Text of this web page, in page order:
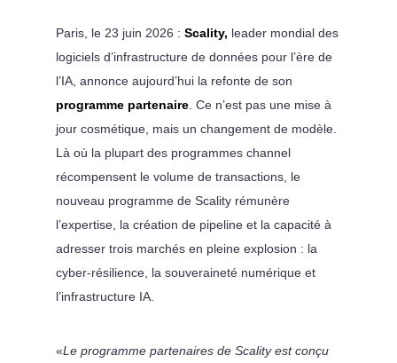
Paris, le 23 juin 2026 : Scality, leader mondial des
logiciels d’infrastructure de données pour l’ère de
l’IA, annonce aujourd’hui la refonte de son
programme partenaire. Ce n’est pas une mise à
jour cosmétique, mais un changement de modèle.
Là où la plupart des programmes channel
récompensent le volume de transactions, le
nouveau programme de Scality rémunère
l’expertise, la création de pipeline et la capacité à
adresser trois marchés en pleine explosion : la
cyber-résilience, la souveraineté numérique et
l’infrastructure IA.
«Le programme partenaires de Scality est conçu